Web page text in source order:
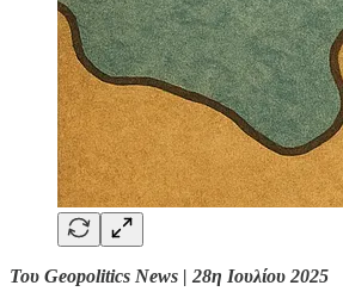
Του Geopolitics News | 28η Ιουλίου 2025